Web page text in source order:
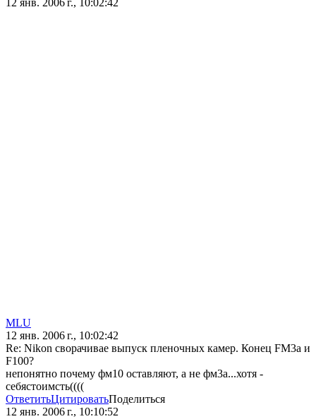
12 янв. 2006 г., 10:02:42
MLU
12 янв. 2006 г., 10:02:42
Re: Nikon сворачивае выпуск пленочных камер. Конец FM3a и
F100?
непонятно почему фм10 оставляют, а не фм3а...хотя -
себястоимсть((((
ОтветитьЦитироватьПоделиться
12 янв. 2006 г., 10:10:52